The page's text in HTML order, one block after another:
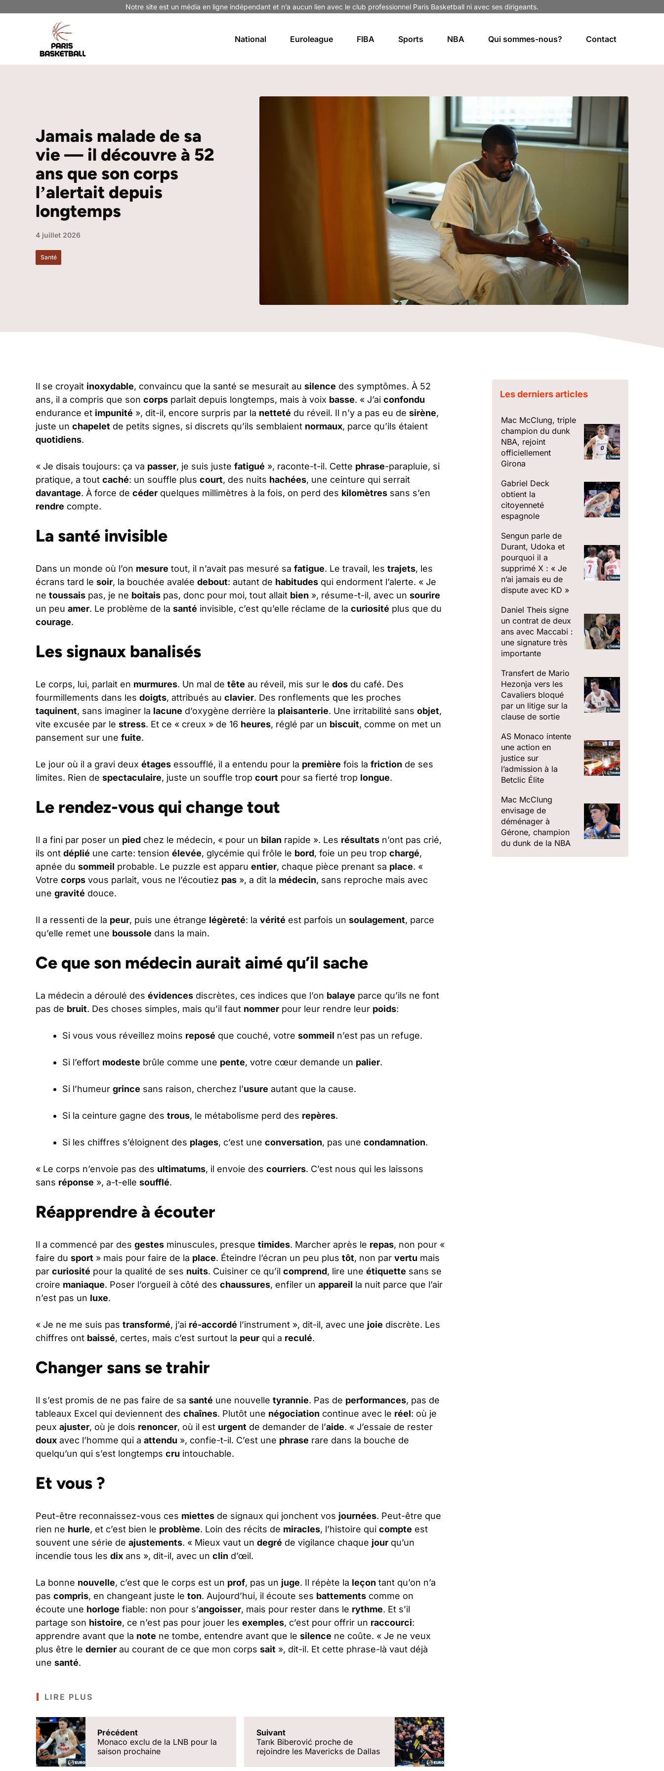
Notre site est un média en ligne indépendant et n’a aucun lien avec le club professionnel Paris Basketball ni avec ses dirigeants.
National Euroleague FIBA Sports NBA Qui sommes-nous? Contact
Jamais malade de sa
vie — il découvre à 52
ans que son corps
lʼalertait depuis
longtemps
4 juillet 2026
Santé
Il se croyait inoxydable, convaincu que la santé se mesurait au silence des symptômes. À 52
ans, il a compris que son corps parlait depuis longtemps, mais à voix basse. « J’ai confondu
endurance et impunité », dit-il, encore surpris par la netteté du réveil. Il n’y a pas eu de sirène,
juste un chapelet de petits signes, si discrets qu’ils semblaient normaux, parce qu’ils étaient
quotidiens.
« Je disais toujours: ça va passer, je suis juste fatigué », raconte-t-il. Cette phrase-parapluie, si
pratique, a tout caché: un souffle plus court, des nuits hachées, une ceinture qui serrait
davantage. À force de céder quelques millimètres à la fois, on perd des kilomètres sans s’en
rendre compte.
La santé invisible
Dans un monde où l’on mesure tout, il n’avait pas mesuré sa fatigue. Le travail, les trajets, les
écrans tard le soir, la bouchée avalée debout: autant de habitudes qui endorment l’alerte. « Je
ne toussais pas, je ne boitais pas, donc pour moi, tout allait bien », résume-t-il, avec un sourire
un peu amer. Le problème de la santé invisible, c’est qu’elle réclame de la curiosité plus que du
courage.
Les signaux banalisés
Le corps, lui, parlait en murmures. Un mal de tête au réveil, mis sur le dos du café. Des
fourmillements dans les doigts, attribués au clavier. Des ronflements que les proches
taquinent, sans imaginer la lacune d’oxygène derrière la plaisanterie. Une irritabilité sans objet,
vite excusée par le stress. Et ce « creux » de 16 heures, réglé par un biscuit, comme on met un
pansement sur une fuite.
Le jour où il a gravi deux étages essoufflé, il a entendu pour la première fois la friction de ses
limites. Rien de spectaculaire, juste un souffle trop court pour sa fierté trop longue.
Le rendez-vous qui change tout
Il a fini par poser un pied chez le médecin, « pour un bilan rapide ». Les résultats n’ont pas crié,
ils ont déplié une carte: tension élevée, glycémie qui frôle le bord, foie un peu trop chargé,
apnée du sommeil probable. Le puzzle est apparu entier, chaque pièce prenant sa place. «
Votre corps vous parlait, vous ne l’écoutiez pas », a dit la médecin, sans reproche mais avec
une gravité douce.
Il a ressenti de la peur, puis une étrange légèreté: la vérité est parfois un soulagement, parce
qu’elle remet une boussole dans la main.
Ce que son médecin aurait aimé qu’il sache
La médecin a déroulé des évidences discrètes, ces indices que l’on balaye parce qu’ils ne font
pas de bruit. Des choses simples, mais qu’il faut nommer pour leur rendre leur poids:
Si vous vous réveillez moins reposé que couché, votre sommeil n’est pas un refuge.
Si l’effort modeste brûle comme une pente, votre cœur demande un palier.
Si l’humeur grince sans raison, cherchez l’usure autant que la cause.
Si la ceinture gagne des trous, le métabolisme perd des repères.
Si les chiffres s’éloignent des plages, c’est une conversation, pas une condamnation.
« Le corps n’envoie pas des ultimatums, il envoie des courriers. C’est nous qui les laissons
sans réponse », a-t-elle soufflé.
Réapprendre à écouter
Il a commencé par des gestes minuscules, presque timides. Marcher après le repas, non pour «
faire du sport » mais pour faire de la place. Éteindre l’écran un peu plus tôt, non par vertu mais
par curiosité pour la qualité de ses nuits. Cuisiner ce qu’il comprend, lire une étiquette sans se
croire maniaque. Poser l’orgueil à côté des chaussures, enfiler un appareil la nuit parce que l’air
n’est pas un luxe.
« Je ne me suis pas transformé, j’ai ré-accordé l’instrument », dit-il, avec une joie discrète. Les
chiffres ont baissé, certes, mais c’est surtout la peur qui a reculé.
Changer sans se trahir
Il s’est promis de ne pas faire de sa santé une nouvelle tyrannie. Pas de performances, pas de
tableaux Excel qui deviennent des chaînes. Plutôt une négociation continue avec le réel: où je
peux ajuster, où je dois renoncer, où il est urgent de demander de l’aide. « J’essaie de rester
doux avec l’homme qui a attendu », confie-t-il. C’est une phrase rare dans la bouche de
quelqu’un qui s’est longtemps cru intouchable.
Et vous ?
Peut-être reconnaissez-vous ces miettes de signaux qui jonchent vos journées. Peut-être que
rien ne hurle, et c’est bien le problème. Loin des récits de miracles, l’histoire qui compte est
souvent une série de ajustements. « Mieux vaut un degré de vigilance chaque jour qu’un
incendie tous les dix ans », dit-il, avec un clin d’œil.
La bonne nouvelle, c’est que le corps est un prof, pas un juge. Il répète la leçon tant qu’on n’a
pas compris, en changeant juste le ton. Aujourd’hui, il écoute ses battements comme on
écoute une horloge fiable: non pour s’angoisser, mais pour rester dans le rythme. Et s’il
partage son histoire, ce n’est pas pour jouer les exemples, c’est pour offrir un raccourci:
apprendre avant que la note ne tombe, entendre avant que le silence ne coûte. « Je ne veux
plus être le dernier au courant de ce que mon corps sait », dit-il. Et cette phrase-là vaut déjà
une santé.
LIRE PLUS
Précédent
Monaco exclu de la LNB pour la
saison prochaine
Suivant
Tarık Biberović proche de
rejoindre les Mavericks de Dallas
Les derniers articles
Mac McClung, triple
champion du dunk
NBA, rejoint
officiellement
Girona
Gabriel Deck
obtient la
citoyenneté
espagnole
Sengun parle de
Durant, Udoka et
pourquoi il a
supprimé X : « Je
n’ai jamais eu de
dispute avec KD »
Daniel Theis signe
un contrat de deux
ans avec Maccabi :
une signature très
importante
Transfert de Mario
Hezonja vers les
Cavaliers bloqué
par un litige sur la
clause de sortie
AS Monaco intente
une action en
justice sur
l’admission à la
Betclic Élite
Mac McClung
envisage de
déménager à
Gérone, champion
du dunk de la NBA